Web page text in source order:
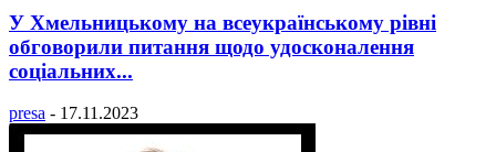
У Хмельницькому на всеукраїнському рівні
обговорили питання щодо удосконалення
соціальних...
presa - 17.11.2023